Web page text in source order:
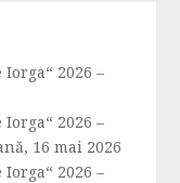
2026 –
2026 –
16 mai 2026
2026 –